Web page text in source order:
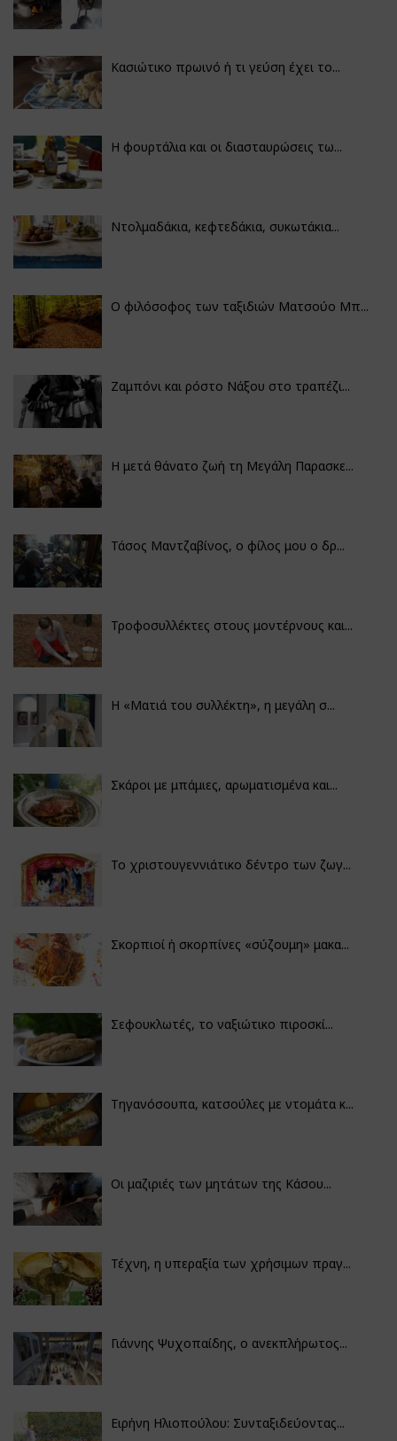
Κασιώτικο πρωινό ή τι γεύση έχει το...
Η φουρτάλια και οι διασταυρώσεις τω...
Ντολμαδάκια, κεφτεδάκια, συκωτάκια...
Ο φιλόσοφος των ταξιδιών Ματσούο Μπ...
Ζαμπόνι και ρόστο Νάξου στο τραπέζι...
Η μετά θάνατο ζωή τη Μεγάλη Παρασκε...
Τάσος Μαντζαβίνος, ο φίλος μου ο δρ...
Τροφοσυλλέκτες στους μοντέρνους και...
H «Ματιά του συλλέκτη», η μεγάλη σ...
Σκάροι με μπάμιες, αρωματισμένα και...
Το χριστουγεννιάτικο δέντρο των ζωγ...
Σκορπιοί ή σκορπίνες «σύζουμη» μακα...
Σεφουκλωτές, το ναξιώτικο πιροσκί...
Τηγανόσουπα, κατσούλες με ντομάτα κ...
Οι μαζιριές των μητάτων της Κάσου...
Τέχνη, η υπεραξία των χρήσιμων πραγ...
Γιάννης Ψυχοπαίδης, ο ανεκπλήρωτος...
Ειρήνη Ηλιοπούλου: Συνταξιδεύοντας...